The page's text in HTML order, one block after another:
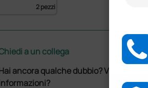
2 pezzi
a un collega
ancora qualche dubbio? Vuoi